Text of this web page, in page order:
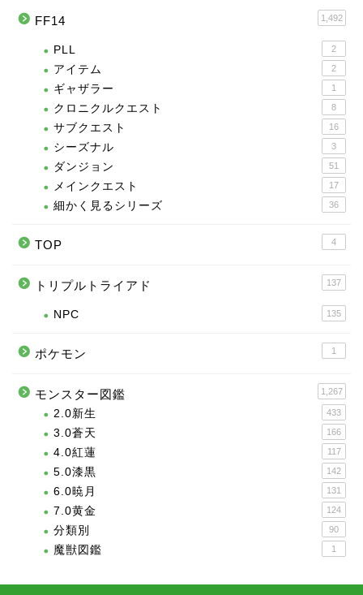
FF14 1,492
PLL 2
アイテム 2
ギャザラー 1
クロニクルクエスト 8
サブクエスト 16
シーズナル 3
ダンジョン 51
メインクエスト 17
細かく見るシリーズ 36
TOP 4
トリプルトライアド 137
NPC 135
ポケモン 1
モンスター図鑑 1,267
2.0新生 433
3.0蒼天 166
4.0紅蓮 117
5.0漆黒 142
6.0暁月 131
7.0黄金 124
分類別 90
魔獣図鑑 1